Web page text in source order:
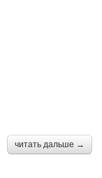
читать дальше →